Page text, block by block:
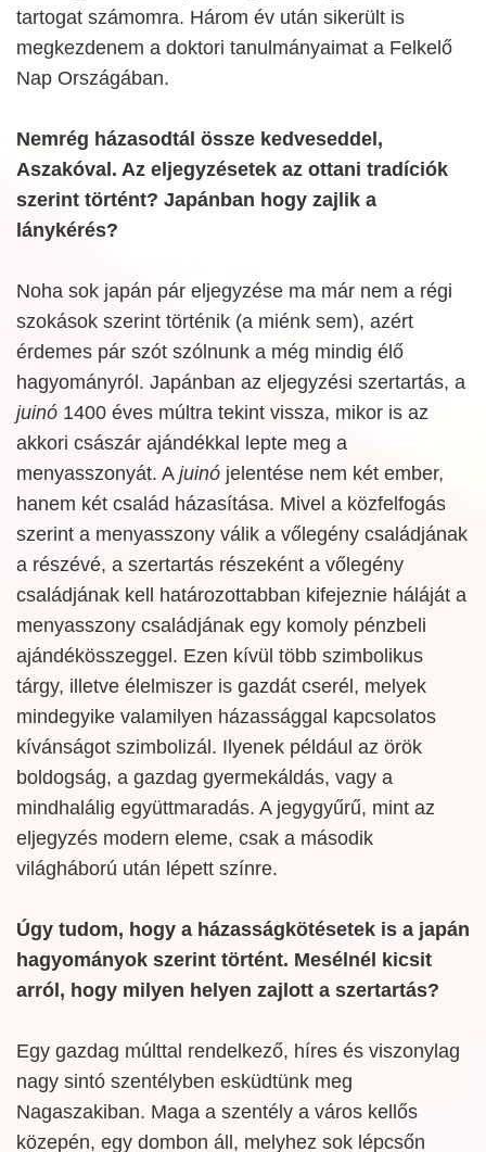
tartogat számomra. Három év után sikerült is
megkezdenem a doktori tanulmányaimat a Felkelő
Nap Országában.
Nemrég házasodtál össze kedveseddel,
Aszakóval. Az eljegyzésetek az ottani tradíciók
szerint történt? Japánban hogy zajlik a
lánykérés?
Noha sok japán pár eljegyzése ma már nem a régi
szokások szerint történik (a miénk sem), azért
érdemes pár szót szólnunk a még mindig élő
hagyományról. Japánban az eljegyzési szertartás, a
juinó 1400 éves múltra tekint vissza, mikor is az
akkori császár ajándékkal lepte meg a
menyasszonyát. A juinó jelentése nem két ember,
hanem két család házasítása. Mivel a közfelfogás
szerint a menyasszony válik a vőlegény családjának
a részévé, a szertartás részeként a vőlegény
családjának kell határozottabban kifejeznie háláját a
menyasszony családjának egy komoly pénzbeli
ajándékösszeggel. Ezen kívül több szimbolikus
tárgy, illetve élelmiszer is gazdát cserél, melyek
mindegyike valamilyen házassággal kapcsolatos
kívánságot szimbolizál. Ilyenek például az örök
boldogság, a gazdag gyermekáldás, vagy a
mindhalálig együttmaradás. A jegygyűrű, mint az
eljegyzés modern eleme, csak a második
világháború után lépett színre.
Úgy tudom, hogy a házasságkötésetek is a japán
hagyományok szerint történt. Mesélnél kicsit
arról, hogy milyen helyen zajlott a szertartás?
Egy gazdag múlttal rendelkező, híres és viszonylag
nagy sintó szentélyben esküdtünk meg
Nagaszakiban. Maga a szentély a város kellős
közepén, egy dombon áll, melyhez sok lépcsőn